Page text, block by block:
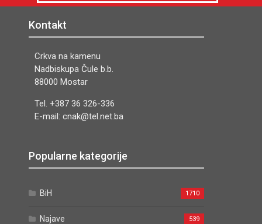
Kontakt
Crkva na kamenu
Nadbiskupa Čule b.b.
88000 Mostar
Tel. +387 36 326-336
E-mail: cnak@tel.net.ba
Popularne kategorije
BiH 1710
Najave 539